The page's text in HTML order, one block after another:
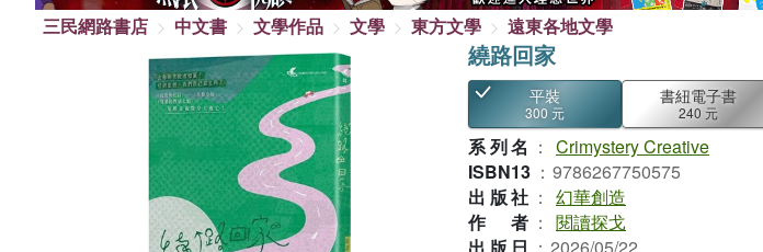
三民網路書店 中文書 文學作品 文學 東方文學 遠東各地文學
繞路回家
平裝
300 元
書紐電子書
240 元
系列名 ： Crimystery Creative
ISBN13 ： 9786267750575
出版社 ： 幻華創造
作者 ： 閱讀探戈